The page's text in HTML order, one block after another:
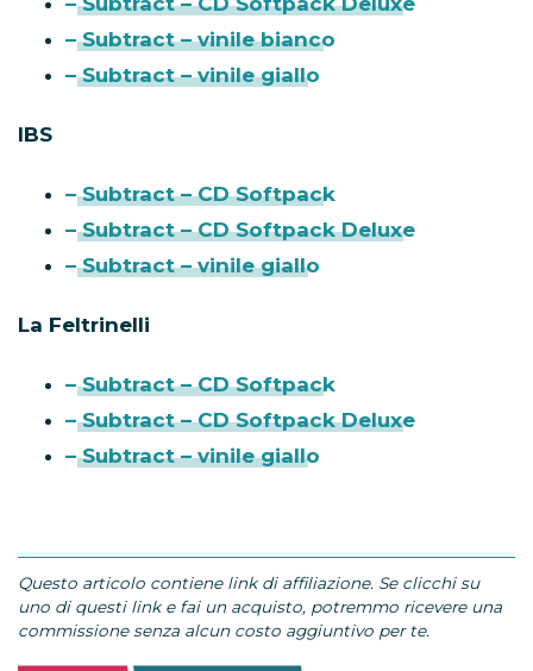
– Subtract – vinile bianco
– Subtract – vinile giallo
IBS
– Subtract – CD Softpack
– Subtract – CD Softpack Deluxe
– Subtract – vinile giallo
La Feltrinelli
– Subtract – CD Softpack
– Subtract – CD Softpack Deluxe
– Subtract – vinile giallo
Questo articolo contiene link di affiliazione. Se clicchi su
uno di questi link e fai un acquisto, potremmo ricevere una
commissione senza alcun costo aggiuntivo per te.